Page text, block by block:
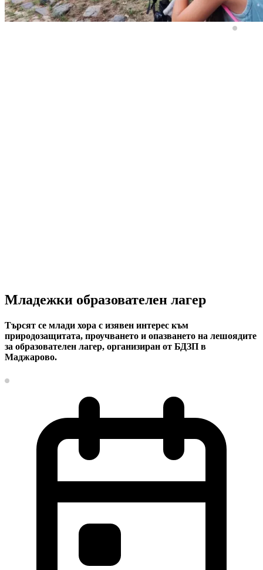
Младежки образователен лагер
Търсят се млади хора с изявен интерес към
природозащитата, проучването и опазването на лешоядите
за образователен лагер, организиран от БДЗП в
Маджарово.